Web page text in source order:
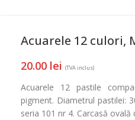
Acuarele 12 culori,
20.00 lei (TVA inclus)
Acuarele 12 pastile
pigment. Diametrul pastilei:
seria 101 nr 4. Carcasă